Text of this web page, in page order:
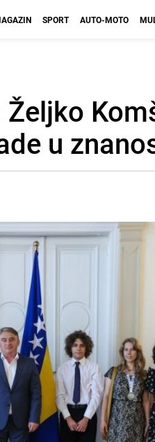
SPORT AUTO-MOTO
u